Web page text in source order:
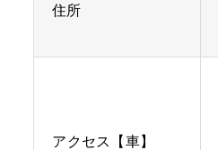
住所
アクセス【車】